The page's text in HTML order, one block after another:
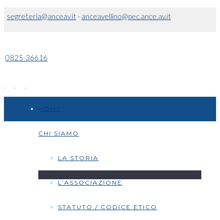
segreteria@anceav.it- anceavellino@pec.ance.av.it
0825-36616
CHI SIAMO
LA STORIA
L’ASSOCIAZIONE
STATUTO / CODICE ETICO